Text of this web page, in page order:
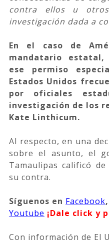
contra ellos u
investigación dada a
En el caso de
mandatario
ese permiso
Estados Unidos
por oficiales
investigación de los
Kate Linthicum.
Al respecto, en una
sobre el asunto, el
Tamaulipas calificó
su contra.
Síguenos en Facebook,
Youtube ¡Dale click y
Con información de El